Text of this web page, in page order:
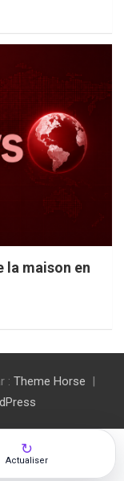
la maison en
: Theme Horse
↻
Actualiser